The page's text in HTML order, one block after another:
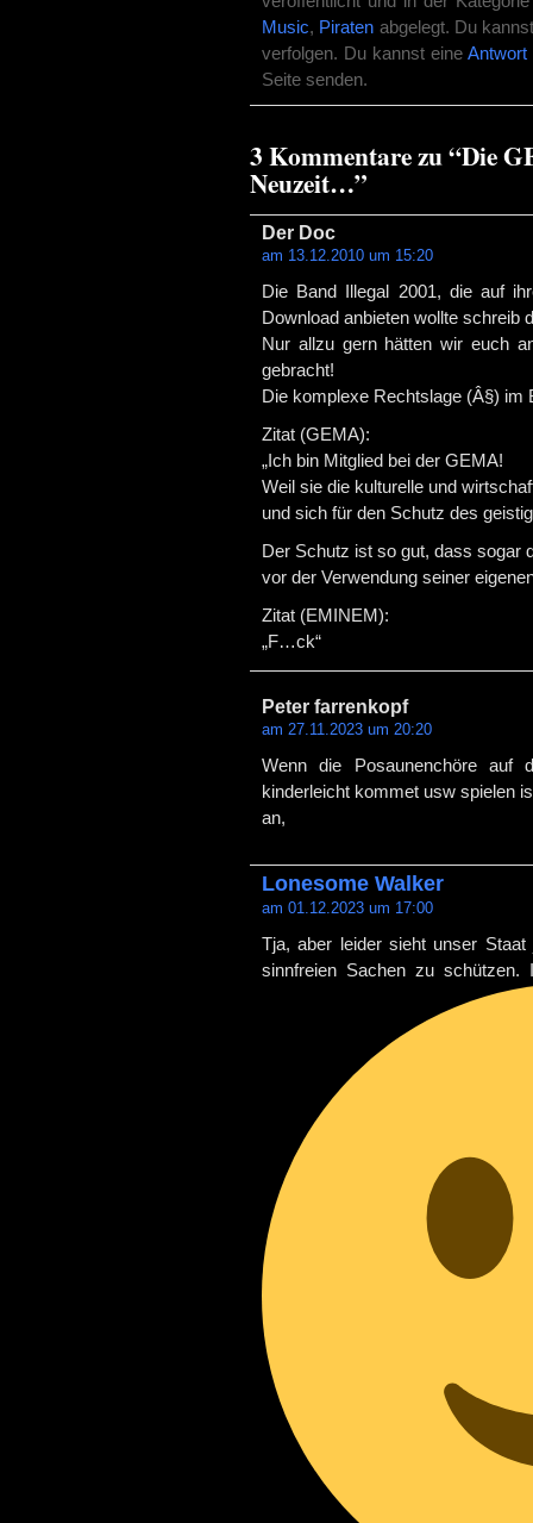
Music, Piraten abgelegt. Du
verfolgen. Du kannst eineAntwort
Seite senden.
3 Kommentare zu “Die
Neuzeit…”
Der Doc
am 13.12.2010 um 15:20
Die Band Illegal 2001, die auf
Download anbieten wollte schreib
Nur allzu gern hätten wir euch
gebracht!
Die komplexe Rechtslage (Â§)
Zitat (GEMA):
„Ich bin Mitglied bei der GEMA!
Weil sie die kulturelle und
und sich für den Schutz des
Der Schutz ist so gut, dass sogar
vor der Verwendung seiner
Zitat (EMINEM):
„F…ck“
Peter farrenkopf
am 27.11.2023 um 20:20
Wenn die Posaunenchöre auf
kinderleicht kommet usw spielen
an,
Lonesome Walker
am 01.12.2023 um 17:00
Tja, aber leider sieht unser
sinnfreien Sachen zu